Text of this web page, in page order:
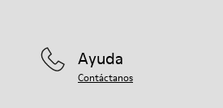
Ayuda
Contáctanos